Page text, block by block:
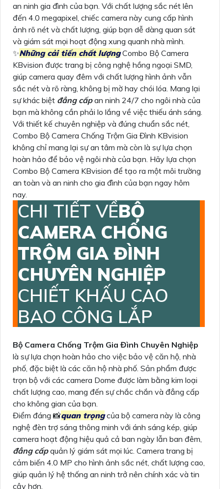
an ninh gia đình của bạn. Với chất lượng sắc nét lên
đến 4.0 megapixel, chiếc camera này cung cấp hình
ảnh rõ nét và chất lượng, giúp bạn dễ dàng quan sát
và giám sát mọi hoạt động xung quanh nhà mình.
✨Những cải tiến chất lượngCombo Bộ Camera
KBvision được trang bị công nghệ hồng ngoại SMD,
giúp camera quay đêm với chất lượng hình ảnh vẫn
sắc nét và rõ ràng, không bị mờ hay chói lóa. Mang lại
sự khác biệt đẳng cấpan ninh 24/7 cho ngôi nhà của
bạn mà không cần phải lo lắng về việc thiếu ánh sáng.
Với thiết kế chuyên nghiệp và đúng chuẩn sắc nét,
Combo Bộ Camera Chống Trộm Gia Đình KBvision
không chỉ mang lại sự an tâm mà còn là sự lựa chọn
hoàn hảo để bảo vệ ngôi nhà của bạn. Hãy lựa chọn
Combo Bộ Camera KBvision để tạo ra một môi trường
an toàn và an ninh cho gia đình của bạn ngay hôm
nay.
CHI TIẾT VỀBỘ
CAMERA CHỐNG
TRỘM GIA ĐÌNH
CHUYÊN NGHIỆP
CHIẾT KHẤU CAO
BAO CÔNG LẮP
Bộ Camera Chống Trộm Gia Đình Chuyên Nghiệp
là sự lựa chọn hoàn hảo cho việc bảo vệ căn hộ, nhà
phố, đặc biệt là các căn hộ nhà phố. Sản phẩm được
trọn bộ với các camera Dome được làm bằng kim loại
chất lượng cao, mang đến sự chắc chắn và đẳng cấp
cho không gian của bạn.
Điểm đáng 📸quan trọngcủa bộ camera này là công
nghệ đèn trợ sáng thông minh với ánh sáng kép, giúp
camera hoạt động hiệu quả cả ban ngày lẫn ban đêm,
đẳng cấpquản lý giám sát mọi lúc. Camera trang bị
cảm biến 4.0 MP cho hình ảnh sắc nét, chất lượng cao,
giúp quản lý hệ thống an ninh trở nên chính xác và tin
cậy hơn.